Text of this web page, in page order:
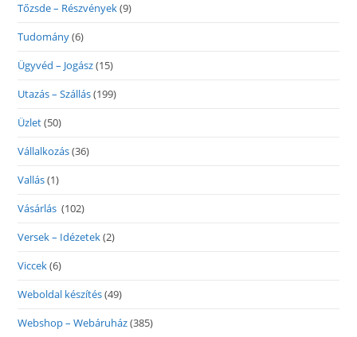
Tőzsde – Részvények(9)
Tudomány(6)
Ügyvéd – Jogász(15)
Utazás – Szállás(199)
Üzlet(50)
Vállalkozás(36)
Vallás(1)
Vásárlás (102)
Versek – Idézetek(2)
Viccek(6)
Weboldal készítés(49)
Webshop – Webáruház(385)